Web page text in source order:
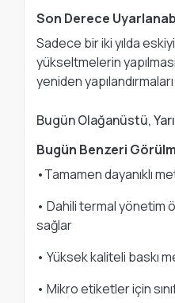
Son Derece
Sadece bir iki yılda
yükseltmelerin
yeniden
Bugün Olağanüstü,
Bugün Benzeri
•Tamamen dayanıklı
• Dahili termal yönetim
sağlar
• Yüksek kaliteli baskı
• Mikro etiketler için